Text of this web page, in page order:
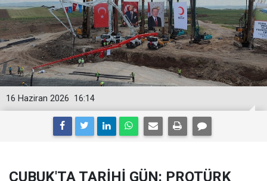
16:14
16 Haziran 2026
ÇUBUK'TA TARİHİ GÜN: PROTÜRK